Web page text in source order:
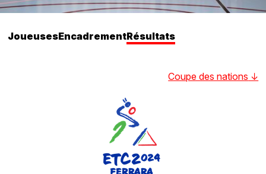
JoueusesEncadrementRésultats
Coupe des nations ↓